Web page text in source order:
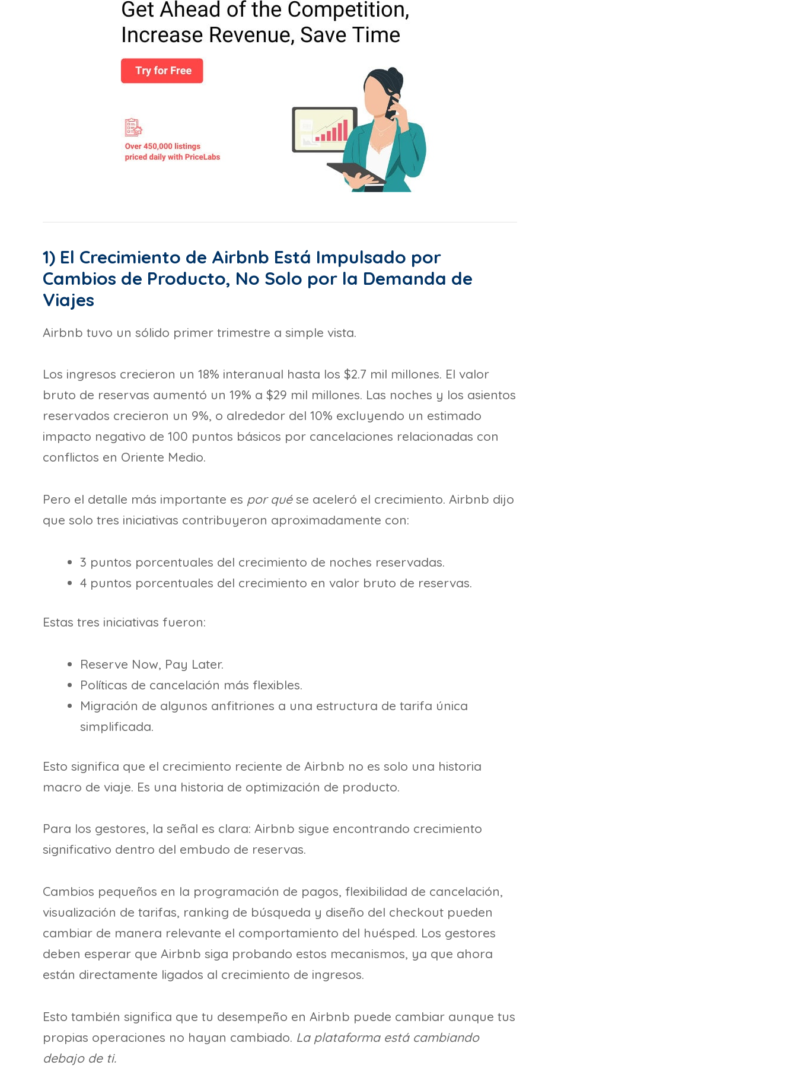
1) El Crecimiento de Airbnb Está Impulsado por
Cambios de Producto, No Solo por la Demanda de
Viajes
Airbnb tuvo un sólido primer trimestre a simple vista.
Los ingresos crecieron un 18% interanual hasta los $2.7 mil millones. El valor
bruto de reservas aumentó un 19% a $29 mil millones. Las noches y los asientos
reservados crecieron un 9%, o alrededor del 10% excluyendo un estimado
impacto negativo de 100 puntos básicos por cancelaciones relacionadas con
conflictos en Oriente Medio.
Pero el detalle más importante es por quése aceleró el crecimiento. Airbnb dijo
que solo tres iniciativas contribuyeron aproximadamente con:
3 puntos porcentuales del crecimiento de noches reservadas.
4 puntos porcentuales del crecimiento en valor bruto de reservas.
Estas tres iniciativas fueron:
Reserve Now, Pay Later.
Políticas de cancelación más flexibles.
Migración de algunos anfitriones a una estructura de tarifa única
simplificada.
Esto significa que el crecimiento reciente de Airbnb no es solo una historia
macro de viaje. Es una historia de optimización de producto.
Para los gestores, la señal es clara: Airbnb sigue encontrando crecimiento
significativo dentro del embudo de reservas.
Cambios pequeños en la programación de pagos, flexibilidad de cancelación,
visualización de tarifas, ranking de búsqueda y diseño del checkout pueden
cambiar de manera relevante el comportamiento del huésped. Los gestores
deben esperar que Airbnb siga probando estos mecanismos, ya que ahora
están directamente ligados al crecimiento de ingresos.
Esto también significa que tu desempeño en Airbnb puede cambiar aunque tus
propias operaciones no hayan cambiado. La plataforma está cambiando
debajo de ti.